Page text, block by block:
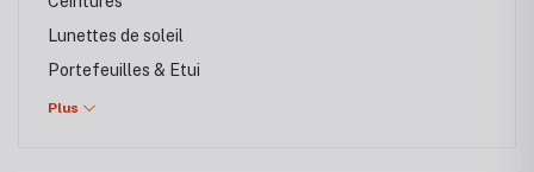
Lunettes de soleil
Portefeuilles & Etui
Chapeaux et casquettes
Plus